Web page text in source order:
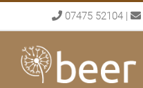
to
content
07475 52104 |